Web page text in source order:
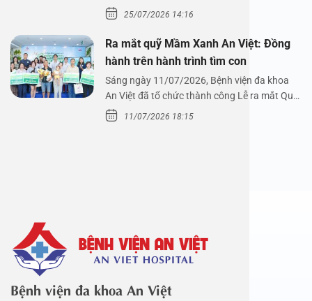
xoang cùng PGS.…
25/07/2026 14:16
Ra mắt quỹ Mầm Xanh An Việt: Đồng
hành trên hành trình tìm con
Sáng ngày 11/07/2026, Bệnh viện đa khoa
An Việt đã tổ chức thành công Lễ ra mắt Quỹ
Mầm Xanh…
11/07/2026 18:15
Bệnh viện đa khoa An Việt